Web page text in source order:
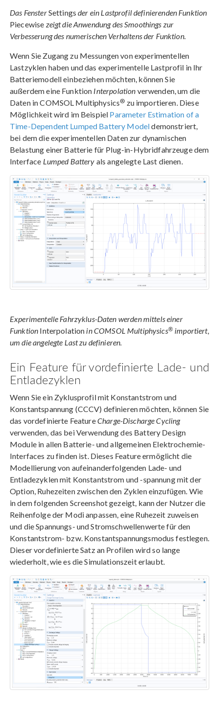
Das FensterSettings der ein Lastprofil definierenden Funktion
Piecewise zeigt die Anwendung des Smoothings zur
Verbesserung des numerischen Verhaltens der Funktion.
Wenn Sie Zugang zu Messungen von experimentellen
Lastzyklen haben und das experimentelle Lastprofil in Ihr
Batteriemodell einbeziehen möchten, können Sie
außerdem eine Funktion Interpolation verwenden, um die
Daten in COMSOL Multiphysics® zu importieren. Diese
Möglichkeit wird im Beispiel Parameter Estimation of a
Time-Dependent Lumped Battery Modeldemonstriert,
bei dem die experimentellen Daten zur dynamischen
Belastung einer Batterie für Plug-in-Hybridfahrzeuge dem
Interface Lumped Battery als angelegte Last dienen.
Experimentelle Fahrzyklus-Daten werden mittels einer
Funktion Interpolation in COMSOL Multiphysics®importiert,
um die angelegte Last zu definieren.
Ein Feature für vordefinierte Lade- und
Entladezyklen
Wenn Sie ein Zyklusprofil mit Konstantstrom und
Konstantspannung (CCCV) definieren möchten, können Sie
das vordefinierte FeatureCharge-Discharge Cycling
verwenden, das bei Verwendung des Battery Design
Module in allen Batterie- und allgemeinen Elektrochemie-
Interfaces zu finden ist. Dieses Feature ermöglicht die
Modellierung von aufeinanderfolgenden Lade- und
Entladezyklen mit Konstantstrom und -spannung mit der
Option, Ruhezeiten zwischen den Zyklen einzufügen. Wie
in dem folgenden Screenshot gezeigt, kann der Nutzer die
Reihenfolge der Modi anpassen, eine Ruhezeit zuweisen
und die Spannungs- und Stromschwellenwerte für den
Konstantstrom- bzw. Konstantspannungsmodus festlegen.
Dieser vordefinierte Satz an Profilen wird so lange
wiederholt, wie es die Simulationszeit erlaubt.